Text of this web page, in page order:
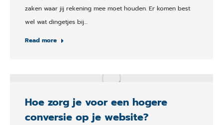
zaken waar jij rekening mee moet houden. Er komen best
wel wat dingetjes bij…
Read more
Hoe zorg je voor een hogere
conversie op je website?